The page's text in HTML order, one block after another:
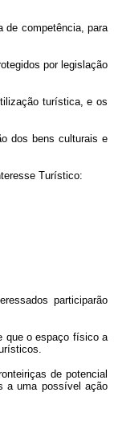
de competência, para
por legislação
turística, e os
dos bens culturais e
Turístico:
participarão
que o espaço físico a
de potencial
a uma possível ação